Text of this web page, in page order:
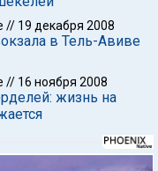
// 19 декабря 2008
в Тель-Авиве
// 16 ноября 2008
жизнь на